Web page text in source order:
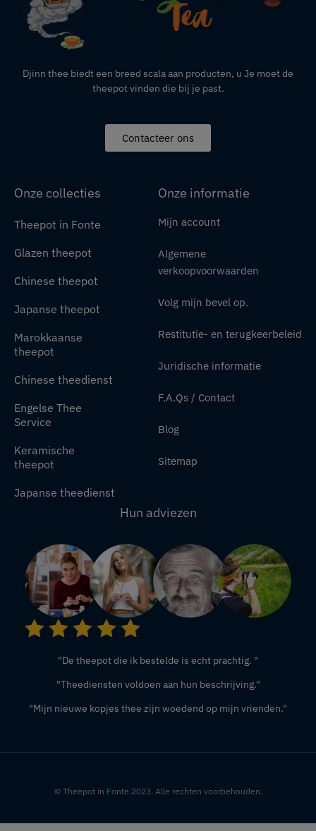
Djinn thee biedt een breed scala aan producten, u Je moet de
theepot vinden die bij je past.
Contacteer ons
Onze collecties
Theepot in Fonte
Glazen theepot
Chinese theepot
Japanse theepot
Marokkaanse
theepot
Chinese theedienst
Engelse Thee
Service
Keramische
theepot
Japanse theedienst
Onze informatie
Mijn account
Algemene
verkoopvoorwaarden
Volg mijn bevel op.
Restitutie- en terugkeerbeleid
Juridische informatie
F.A.Qs / Contact
Blog
Sitemap
Hun adviezen
"De theepot die ik bestelde is echt prachtig. "
"Theediensten voldoen aan hun beschrijving."
"Mijn nieuwe kopjes thee zijn woedend op mijn vrienden."
© Theepot in Fonte.2023. Alle rechten voorbehouden.